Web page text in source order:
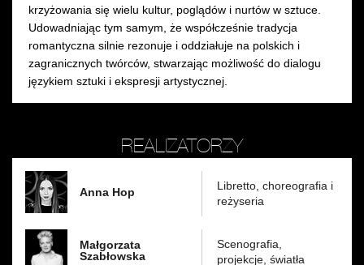
krzyżowania się wielu kultur, poglądów i nurtów w sztuce.
Udowadniając tym samym, że współcześnie tradycja
romantyczna silnie rezonuje i oddziałuje na polskich i
zagranicznych twórców, stwarzając możliwość do dialogu
językiem sztuki i ekspresji artystycznej.
REALIZATORZY
Anna Hop
Libretto, choreografia i
reżyseria
Małgorzata
Szabłowska
Scenografia,
projekcje, światła